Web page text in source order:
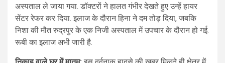
अस्पताल ले जाया गया. डॉक्टरों ने हालत गंभीर देखते हुए उन्हें हायर
सेंटर रेफर कर दिया. इलाज के दौरान हिना ने दम तोड़ दिया, जबकि
निशा की मौत रुद्रपुर के एक निजी अस्पताल में उपचार के दौरान हो गई.
रूबी का इलाज अभी जारी है.